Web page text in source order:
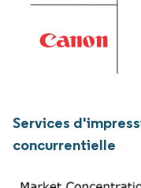
Services
concurrentielle